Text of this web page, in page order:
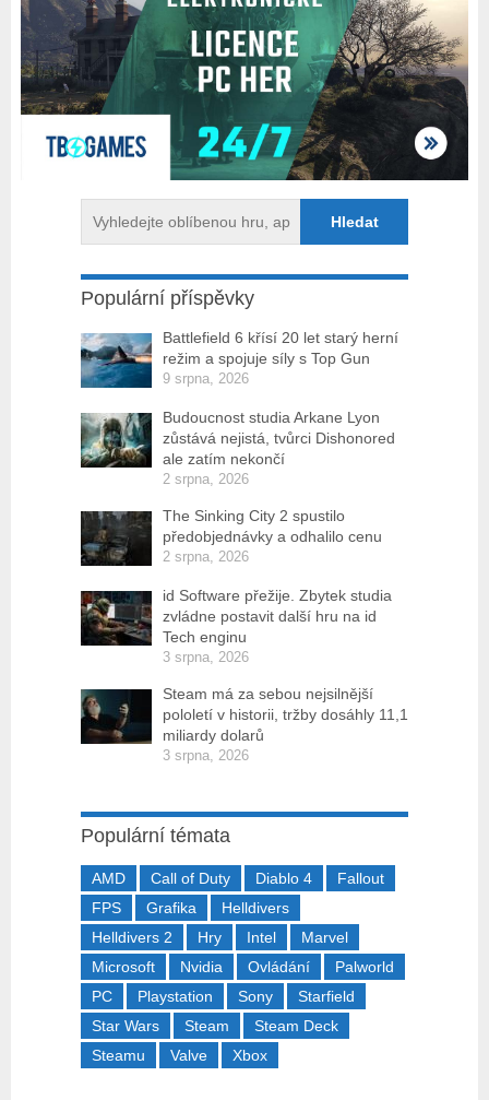
Populární příspěvky
Battlefield 6 křísí 20 let starý herní
režim a spojuje síly s Top Gun
9 srpna, 2026
Budoucnost studia Arkane Lyon
zůstává nejistá, tvůrci Dishonored
ale zatím nekončí
2 srpna, 2026
The Sinking City 2 spustilo
předobjednávky a odhalilo cenu
2 srpna, 2026
id Software přežije. Zbytek studia
zvládne postavit další hru na id
Tech enginu
3 srpna, 2026
Steam má za sebou nejsilnější
pololetí v historii, tržby dosáhly 11,1
miliardy dolarů
3 srpna, 2026
Populární témata
AMD Call of Duty Diablo 4
Fallout
FPS
Grafika
Helldivers
Helldivers 2
Hry Intel
Marvel
Microsoft
Nvidia Ovládání
Palworld
PC
Playstation Sony
Starfield
Star Wars
Steam
Steam Deck
Steamu
Valve Xbox